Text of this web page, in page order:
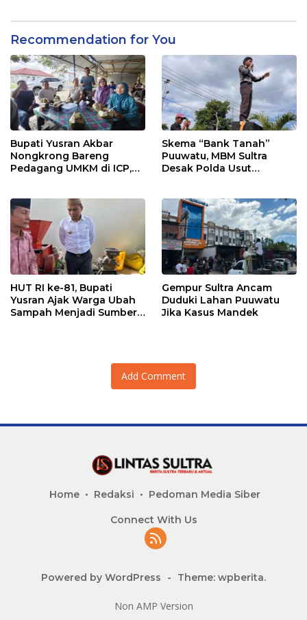
Recommendation for You
Bupati Yusran Akbar
Nongkrong Bareng
Pedagang UMKM di ICP,
Kerakyatan
Skema “Bank Tanah”
Puuwatu, MBM Sultra
Desak Polda Usut
HUT RI ke-81, Bupati
Yusran Ajak Warga Ubah
Sampah Menjadi Sumber
Gempur Sultra Ancam
Duduki Lahan Puuwatu
Jika Kasus Mandek
Add Comment
Home Redaksi Pedoman Media Siber
Connect With Us
Powered by WordPress - Theme: wpberita.
Non AMP Version